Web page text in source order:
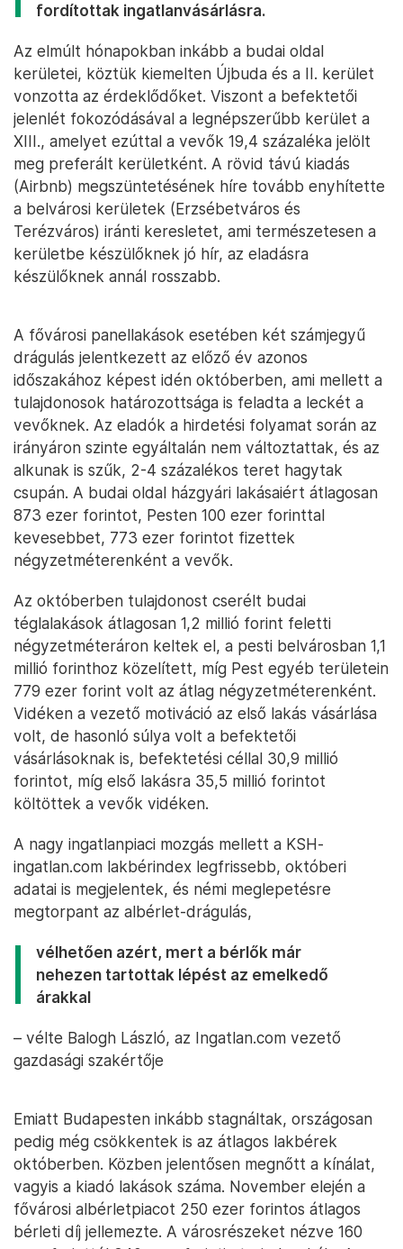
fordítottak ingatlanvásárlásra.
Az elmúlt hónapokban inkább a budai oldal
kerületei, köztük kiemelten Újbuda és a II. kerület
vonzotta az érdeklődőket. Viszont a befektetői
jelenlét fokozódásával a legnépszerűbb kerület a
XIII., amelyet ezúttal a vevők 19,4 százaléka jelölt
meg preferált kerületként. A rövid távú kiadás
(Airbnb) megszüntetésének híre tovább enyhítette
a belvárosi kerületek (Erzsébetváros és
Terézváros) iránti keresletet, ami természetesen a
kerületbe készülőknek jó hír, az eladásra
készülőknek annál rosszabb.
A fővárosi panellakások esetében két számjegyű
drágulás jelentkezett az előző év azonos
időszakához képest idén októberben, ami mellett a
tulajdonosok határozottsága is feladta a leckét a
vevőknek. Az eladók a hirdetési folyamat során az
irányáron szinte egyáltalán nem változtattak, és az
alkunak is szűk, 2-4 százalékos teret hagytak
csupán. A budai oldal házgyári lakásaiért átlagosan
873 ezer forintot, Pesten 100 ezer forinttal
kevesebbet, 773 ezer forintot fizettek
négyzetméterenként a vevők.
Az októberben tulajdonost cserélt budai
téglalakások átlagosan 1,2 millió forint feletti
négyzetméteráron keltek el, a pesti belvárosban 1,1
millió forinthoz közelített, míg Pest egyéb területein
779 ezer forint volt az átlag négyzetméterenként.
Vidéken a vezető motiváció az első lakás vásárlása
volt, de hasonló súlya volt a befektetői
vásárlásoknak is, befektetési céllal 30,9 millió
forintot, míg első lakásra 35,5 millió forintot
költöttek a vevők vidéken.
A nagy ingatlanpiaci mozgás mellett a KSH-
ingatlan.com lakbérindex legfrissebb, októberi
adatai is megjelentek, és némi meglepetésre
megtorpant az albérlet-drágulás,
vélhetően azért, mert a bérlők már
nehezen tartottak lépést az emelkedő
árakkal
– vélte Balogh László, az Ingatlan.com vezető
gazdasági szakértője
Emiatt Budapesten inkább stagnáltak, országosan
pedig még csökkentek is az átlagos lakbérek
októberben. Közben jelentősen megnőtt a kínálat,
vagyis a kiadó lakások száma. November elején a
fővárosi albérletpiacot 250 ezer forintos átlagos
bérleti díj jellemezte. A városrészeket nézve 160